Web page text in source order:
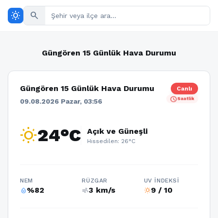
wb_sunny search
Güngören 15 Günlük Hava Durumu
Güngören 15 Günlük Hava Durumu
09.08.2026 Pazar, 03:56
Canlı
scheduleSaatlik
wb_sunny24°C Açık ve Güneşli
Hissedilen: 26°C
NEM
humidity_percentage%82
RÜZGAR
air3 km/s
UV İNDEKSI
wb_sunny9 / 10